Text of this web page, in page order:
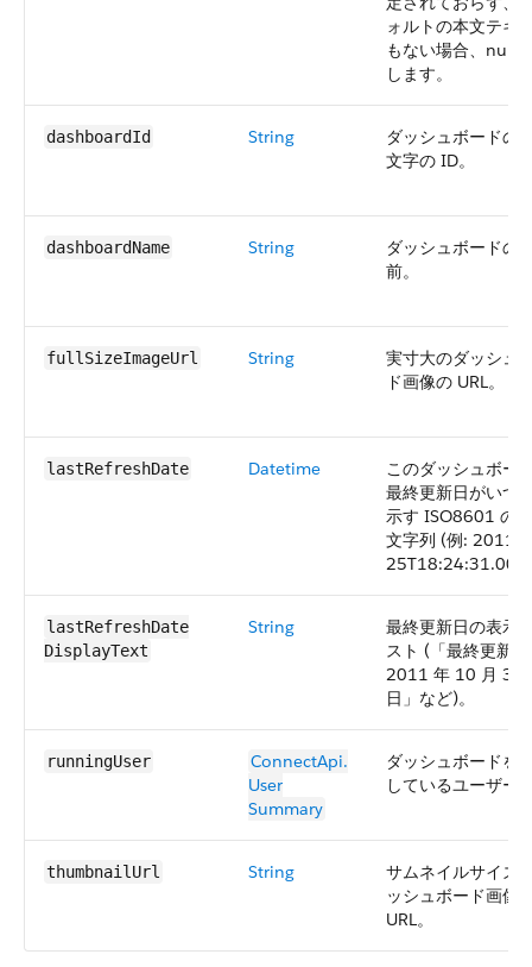
ォルトの本文テキ
もない場合、null
します。
dashboardId String
ダッシュボードの
文字の ID。
dashboardName String
ダッシュボードの
前。
fullSizeImageUrl String
実寸大のダッシュ
ド画像の URL。
lastRefreshDate Datetime
このダッシュボー
最終更新日がいつ
示す ISO8601 の
文字列 (例: 2011-
lastRefreshDate​
DisplayText
String
最終更新日の表示
スト (「最終更新
2011 年 10 月 31
日」など)。
runningUser
ConnectApi.​
User​
Summary
ダッシュボードを
しているユーザー
thumbnailUrl String
サムネイルサイズ
ッシュボード画像
URL。